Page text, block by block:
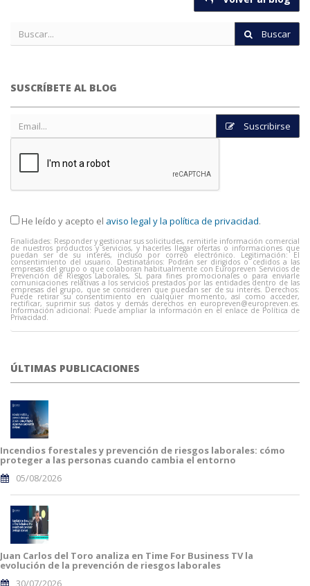
Buscar
SUSCRÍBETE AL BLOG
Suscribirse
He leído y acepto el aviso legal y la política de privacidad.
Finalidades: Responder y gestionar sus solicitudes, remitirle información comercial
de nuestros productos y servicios, y hacerles llegar ofertas o informaciones que
puedan ser de su interés, incluso por correo electrónico. Legitimación: El
consentimiento del usuario. Destinatarios: Podrán ser dirigidos o cedidos a las
empresas del grupo o que colaboran habitualmente con Europreven Servicios de
Prevención de Riesgos Laborales, SL para fines promocionales o para enviarle
comunicaciones relativas a los servicios prestados por las entidades dentro de las
empresas del grupo, que se consideren que puedan ser de su interés. Derechos:
Puede retirar su consentimiento en cualquier momento, así como acceder,
rectificar, suprimir sus datos y demás derechos en europreven@europreven.es.
Información adicional: Puede ampliar la información en el enlace de Política de
Privacidad.
ÚLTIMAS PUBLICACIONES
Incendios forestales y prevención de riesgos laborales: cómo
proteger a las personas cuando cambia el entorno
05/08/2026
Juan Carlos del Toro analiza en Time For Business TV la
evolución de la prevención de riesgos laborales